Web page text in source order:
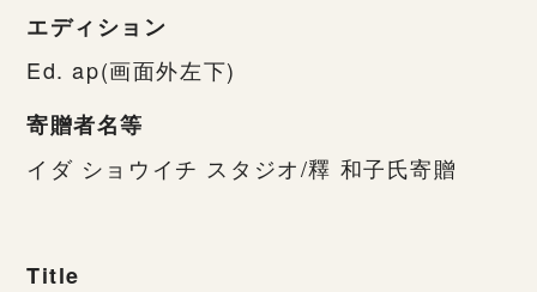
エディション
Ed. ap(画面外左下)
寄贈者名等
イダ ショウイチ スタジオ/釋 和子氏寄贈
Title